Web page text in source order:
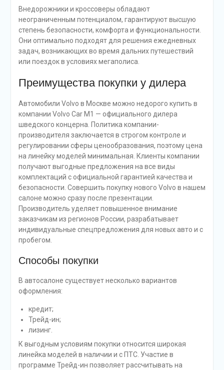
Внедорожники и кроссоверы обладают
неограниченным потенциалом, гарантируют высшую
степень безопасности, комфорта и функциональности.
Они оптимально подходят для решения ежедневных
задач, возникающих во время дальних путешествий
или поездок в условиях мегаполиса.
Преимущества покупки у дилера
Автомобили Volvo в Москве можно недорого купить в
компании Volvo Car M1 — официального дилера
шведского концерна. Политика компании-
производителя заключается в строгом контроле и
регулировании сферы ценообразования, поэтому цена
на линейку моделей минимальная. Клиенты компании
получают выгодные предложения на все виды
комплектаций с официальной гарантией качества и
безопасности. Совершить покупку нового Volvo в нашем
салоне можно сразу после презентации.
Производитель уделяет повышенное внимание
заказчикам из регионов России, разрабатывает
индивидуальные спецпредложения для новых авто и с
пробегом.
Способы покупки
В автосалоне существует несколько вариантов
оформления:
кредит;
Трейд-ин;
лизинг.
К выгодным условиям покупки относится широкая
линейка моделей в наличии и с ПТС. Участие в
программе Трейд-ин позволяет рассчитывать на